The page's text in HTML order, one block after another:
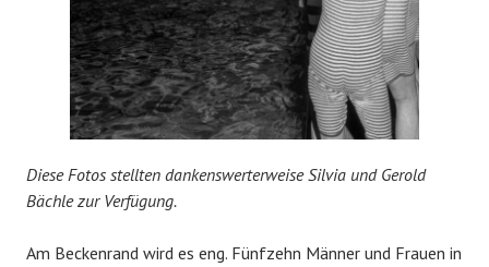
Diese Fotos stellten dankenswerterweise Silvia und Gerold
Bächle zur Verfügung.
Am Beckenrand wird es eng. Fünfzehn Männer und Frauen in